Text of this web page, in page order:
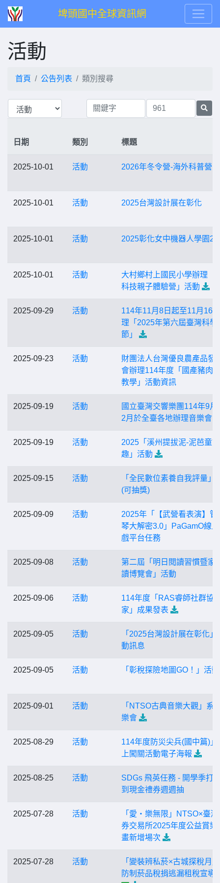
埤頭國中全球資訊網
活動
首頁 公告列表 類別搜尋
日期 類別 標題
2025-10-01 活動 2026年冬令營-海外科普營
2025-10-01 活動 2025台灣設計展在彰化
2025-10-01 活動 2025彰化女中機器人學園2
2025-10-01 活動
大村鄉村上國民小學辦理「
科技親子體驗營」活動
2025-09-29 活動
114年11月8日起至11月16
理「2025年第六屆臺灣科學
節」
2025-09-23 活動
財團法人台灣優良農產品發
會辦理114年度「國產豬肉
教學」活動資訊
2025-09-19 活動
國立臺灣交響樂團114年9月
2月於全臺各地辦理音樂會
2025-09-19 活動
2025「溪州提拔泥-泥芭童話
趣」活動
2025-09-15 活動
「全民數位素養自我評量」
(可抽獎)
2025-09-09 活動
2025年「【武營看表演】管
琴大解密3.0」PaGamO線
戲平台任務
2025-09-08 活動
第二屆「明日閱讀習慣暨家
讀博覽會」活動
2025-09-06 活動
114年度「RAS睿師社群協
家」成果發表
2025-09-05 活動
「2025台灣設計展在彰化」
動訊息
2025-09-05 活動 「彰稅探險地圖GO！」活動
2025-09-01 活動
「NTSO古典音樂大觀」系
樂會
2025-08-29 活動
114年度防災尖兵(國中篇)」
上闖關活動電子海報
2025-08-25 活動
SDGs 飛英任務 - 開學季打
到現金禮券週週抽
2025-07-28 活動
「愛‧樂無限」NTSO×臺灣
券交易所2025年度公益賞樂
畫新增場次
2025-07-28 活動
「變裝辨私菸×古城探稅月
防制菸品稅捐逃漏租稅宣導